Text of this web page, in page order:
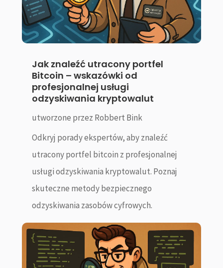
Jak znaleźć utracony portfel
Bitcoin – wskazówki od
profesjonalnej usługi
odzyskiwania kryptowalut
utworzone przez Robbert Bink
Odkryj porady ekspertów, aby znaleźć
utracony portfel bitcoin z profesjonalnej
usługi odzyskiwania kryptowalut. Poznaj
skuteczne metody bezpiecznego
odzyskiwania zasobów cyfrowych.